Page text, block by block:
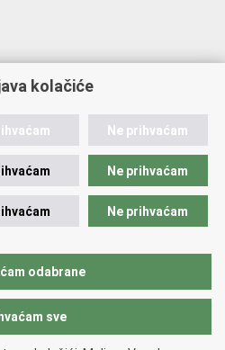
kolačiće
Ne prihvaćam
Ne prihvaćam
Ne prihvaćam
odabrane
sve